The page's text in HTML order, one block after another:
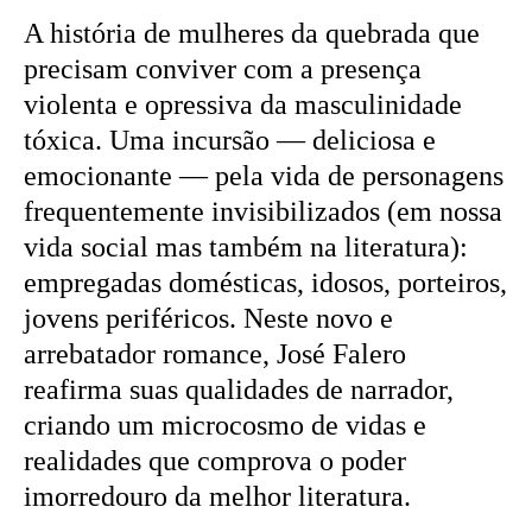
A história de mulheres da quebrada que
precisam conviver com a presença
violenta e opressiva da masculinidade
tóxica. Uma incursão — deliciosa e
emocionante — pela vida de personagens
frequentemente invisibilizados (em nossa
vida social mas também na literatura):
empregadas domésticas, idosos, porteiros,
jovens periféricos. Neste novo e
arrebatador romance, José Falero
reafirma suas qualidades de narrador,
criando um microcosmo de vidas e
realidades que comprova o poder
imorredouro da melhor literatura.